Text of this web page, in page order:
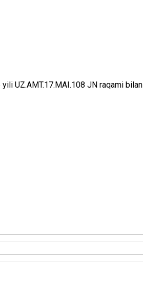
UZ.AMT.17.MAI.108 JN rаqаmi bilаn